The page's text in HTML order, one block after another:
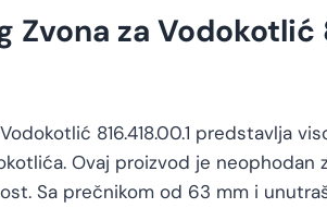
Zvona za Vodokotlić
816.418.00.1 predstavlja
Ovaj proizvod je
Sa prečnikom od 63 mm i